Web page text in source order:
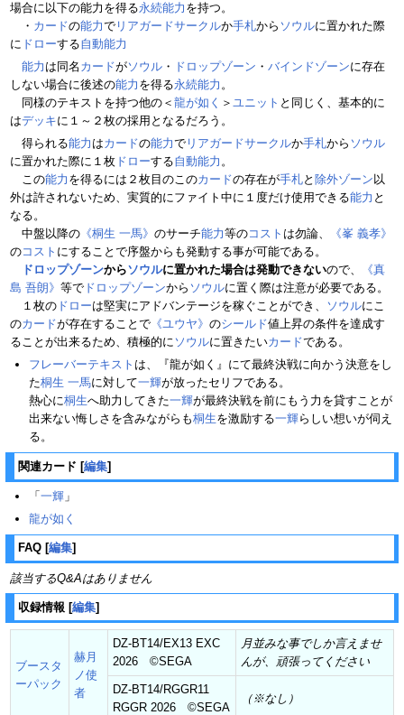
場合に以下の能力を得る永続能力 を持つ。
・ カードの能力で リアガードサークルか手札から ソウルに置かれた際
に ドローする自動能力
能力 は同名 カードがソウル ・ ドロップゾーン ・ バインドゾーンに存在
しない場合に後述の能力 を得る永続能力 。
同様のテキストを持つ他の＜ 龍が如く ＞ ユニット と同じく、基本的に
はデッキに１～２枚の採用となるだろう。
得られる能力 はカードの能力で リアガードサークルか手札から ソウル
に置かれた際に１枚 ドローする自動能力 。
この能力 を得るには２枚目のこのカードの存在が手札と 除外ゾーン 以
外は許されないため、実質的にファイト中に１度だけ使用できる能力 と
なる。
中盤以降の 《桐生 一馬》 のサーチ能力等のコスト は勿論、
《峯 義孝》
のコスト にすることで序盤からも発動する事が可能である。
ドロップゾーンからソウルに置かれた場合は発動できないので、
《真
島 吾朗》 等で ドロップゾーンから ソウルに置く際は注意が必要である。
１枚の ドローは堅実にアドバンテージを稼ぐことができ、 ソウルにこ
のカードが存在することで 《ユウヤ》 のシールド値上昇の条件を達成す
ることが出来るため、積極的に ソウルに置きたいカードである。
フレーバーテキスト は、『龍が如く』にて最終決戦に向かう決意をし
た桐生 一馬に対して一輝が放ったセリフである。
熱心に桐生へ助力してきた一輝が最終決戦を前にもう力を貸すことが
出来ない悔しさを含みながらも桐生を激励する一輝らしい想いが伺え
る。
関連カード [編集]
「 一輝 」
龍が如く
FAQ [編集]
該当するQ&Aはありません
収録情報 [編集]
ブースタ
ーパック
赫月
ノ使
者
DZ-BT14/EX13 EXC
2026 ©SEGA
月並みな事でしか言えませ
んが、頑張ってください
DZ-BT14/RGGR11
RGGR 2026 ©SEGA
（※なし）